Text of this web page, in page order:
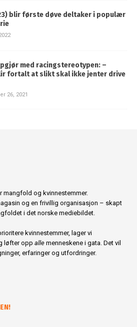
blir første døve deltaker i populær
med racingstereotypen: –
fortalt at slikt skal ikke jenter drive
26, 2021
mangfold og kvinnestemmer.
og en frivillig organisasjon – skapt
i det norske mediebildet.
kvinnestemmer, lager vi
løfter opp alle menneskene i gata. Det vil
erfaringer og utfordringer.